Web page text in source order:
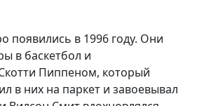
появились в 1996 году. Они
в баскетбол и
Пиппеном, который
в них на паркет и завоевывал